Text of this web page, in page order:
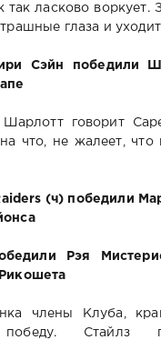
так ласково воркует.
глаза и
Сэйн победили
говорит
что, не жалеет, что
(ч) победили
Рэя
члены Клуба,
победу. Стайлз